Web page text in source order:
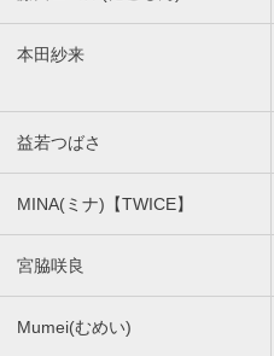
本田紗来
益若つばさ
MINA(ミナ)【TWICE】
宮脇咲良
Mumei(むめい)